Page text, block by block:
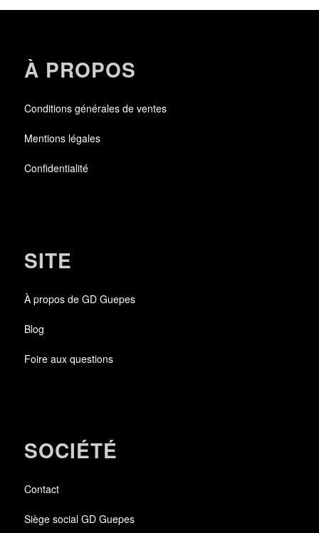
À PROPOS
Conditions générales de ventes
Mentions légales
Confidentialité
SITE
À propos de GD Guepes
Blog
Foire aux questions
SOCIÉTÉ
Contact
Siège social GD Guepes